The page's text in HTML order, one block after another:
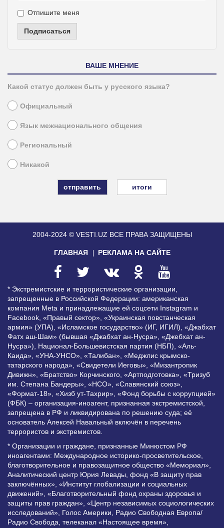
Отпишите меня
Подписаться
ВАШЕ МНЕНИЕ
Какой статус должен быть у русского языка?
Официальный
Язык межнационального общения
Региональный
Никакой
итоги
2004-2024 © VESTI.UZ ВСЕ ПРАВА ЗАЩИЩЕНЫ
ГЛАВНАЯ РЕКЛАМА НА САЙТЕ
* Экстремистские и террористические организации,
запрещенные в Российской Федерации: американская
компания Meta и принадлежащие ей соцсети Instagram и
Facebook, «Правый сектор», «Украинская повстанческая
армия» (УПА), «Исламское государство» (ИГ, ИГИЛ), «Джабхат
Фатх аш-Шам» (бывшая «Джабхат ан-Нусра», «Джебхат ан-
Нусра»), Национал-Большевистская партия (НБП), «Аль-
Каида», «УНА-УНСО», «Талибан», «Меджлис крымско-
татарского народа», «Свидетели Иеговы», «Мизантропик
Дивижн», «Братство» Корчинского, «Артподготовка», «Тризуб
им. Степана Бандеры», «НСО», «Славянский союз»,
«Формат-18», «Хизб ут-Тахрир», «Фонд борьбы с коррупцией»
(ФБК) – организация-иноагент, признанная экстремистской,
запрещена в РФ и ликвидирована по решению суда; её
основатель Алексей Навальный включён в перечень
террористов и экстремистов.
* Организации и граждане, признанные Минюстом РФ
иноагентами: Международное историко-просветительское,
благотворительное и правозащитное общество «Мемориал»,
Аналитический центр Юрия Левады, фонд «В защиту прав
заключённых», «Институт глобализации и социальных
движений», «Благотворительный фонд охраны здоровья и
защиты прав граждан», «Центр независимых социологических
исследований», Голос Америки, Радио Свободная Европа/
Радио Свобода, телеканал «Настоящее время»,